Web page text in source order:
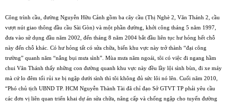
Công trình cầu, đường Nguyễn Hữu Cảnh gồm ba cây cầu (Thị Nghè 2, Văn Thánh 2, cầu
vượt nút giao thông đầu cầu Sài Gòn) và một phần đường, khởi công tháng 5 năm 1997,
đưa vào sử dụng đầu năm 2002, đến tháng 8 năm 2004 bắt đầu liên tục hư hỏng hết chỗ
này đến chỗ khác. Có hư hỏng tất có sửa chữa, biến khu vực này trở thành “đại công
trường” quanh năm “nắng bụi mưa sình”. Mùa mưa năm ngoái, tôi có việc đi ngang hầm
chui Văn Thánh thấy những con đường quanh khu vực này đều lầy lội sình bùn, đi xe máy
mà cứ lo đêm tối rủi xe bị ngập dưới sình thì tôi không đủ sức lôi nó lên. Cuối năm 2010,
“Phó chủ tịch UBND TP. HCM Nguyễn Thành Tài đã chỉ đạo Sở GTVT TP phải yêu cầu
các đơn vị liên quan triển khai dự án sửa chữa, nâng cấp và chống ngập cho tuyến đường